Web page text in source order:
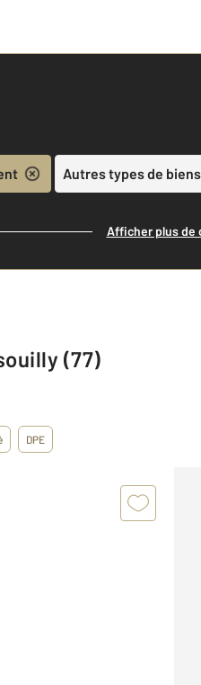
Autres types de biens
Afficher plus de
(77)
DPE